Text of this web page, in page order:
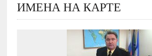
ИМЕНА НА КАРТЕ